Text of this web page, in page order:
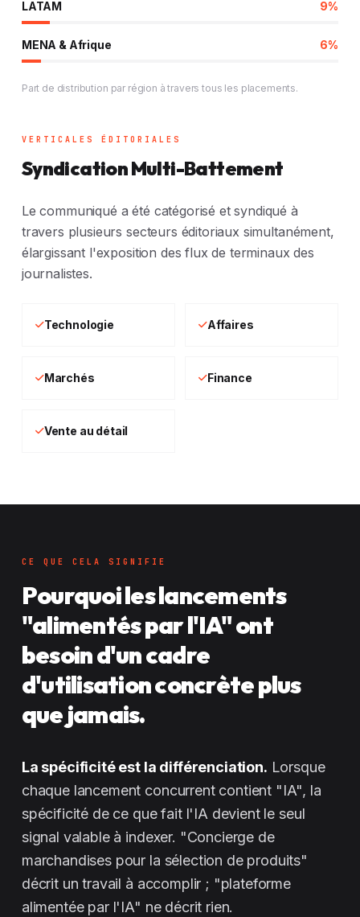
LATAM 9%
MENA & Afrique 6%
Part de distribution par région à travers tous les placements.
VERTICALES ÉDITORIALES
Syndication Multi-Battement
Le communiqué a été catégorisé et syndiqué à
travers plusieurs secteurs éditoriaux simultanément,
élargissant l'exposition des flux de terminaux des
journalistes.
Technologie Affaires
Marchés Finance
Vente au détail
CE QUE CELA SIGNIFIE
Pourquoi les lancements
"alimentés par l'IA" ont
besoin d'un cadre
d'utilisation concrète plus
que jamais.
La spécificité est la différenciation. Lorsque
chaque lancement concurrent contient "IA", la
spécificité de ce que fait l'IA devient le seul
signal valable à indexer. "Concierge de
marchandises pour la sélection de produits"
décrit un travail à accomplir ; "plateforme
alimentée par l'IA" ne décrit rien.